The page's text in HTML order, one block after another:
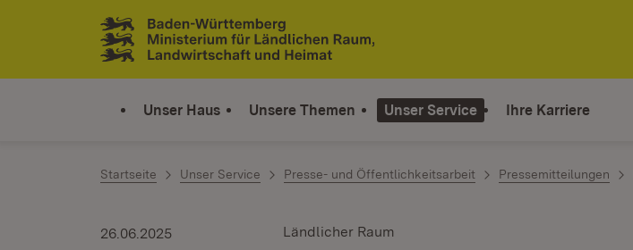
Zum Inhalt springen
Link zur Startseite
Unser Haus Unsere Themen Unser Service Ihre Karriere
Startseite Unser Service Presse- und Öffentlichkeitsarbeit Pressemitteilungen
Ländlicher Raum
26.06.2025